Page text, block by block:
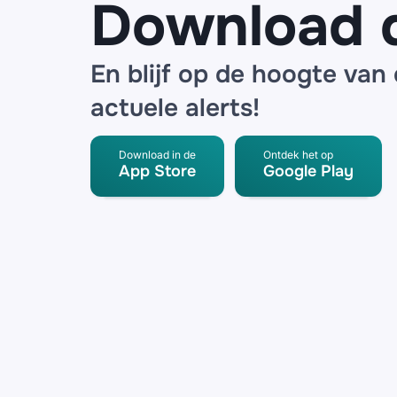
Download
En blijf op de hoogte van
actuele alerts!
Download in de
App Store
Ontdek het op
Google Play